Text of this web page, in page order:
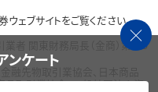
ェブサイトをご覧ください。
者 関東財務局長（金商）第195
融先物取引業協会、日本商品
取引業協会、一般社団法人資
ンケート